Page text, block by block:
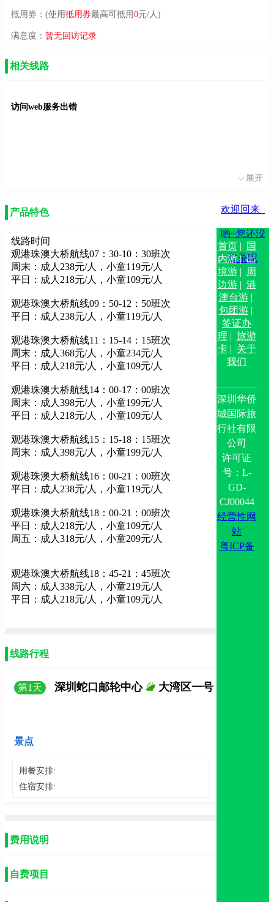
抵用券：(使用抵用券最高可抵用0元/人)
满意度： 暂无回访记录
相关线路
访问web服务出错
展开
产品特色
线路时间
观港珠澳大桥航线07：30-10：30班次
周末：成人238元/人，小童119元/人
平日：成人218元/人，小童109元/人
观港珠澳大桥航线09：50-12：50班次
平日：成人238元/人，小童119元/人
观港珠澳大桥航线11：15-14：15班次
周末：成人368元/人，小童234元/人
平日：成人218元/人，小童109元/人
观港珠澳大桥航线14：00-17：00班次
周末：成人398元/人，小童199元/人
平日：成人218元/人，小童109元/人
观港珠澳大桥航线15：15-18：15班次
周末：成人398元/人，小童199元/人
观港珠澳大桥航线16：00-21：00班次
平日：成人238元/人，小童119元/人
观港珠澳大桥航线18：00-21：00班次
平日：成人218元/人，小童109元/人
周五：成人318元/人，小童209元/人
观港珠澳大桥航线18：45-21：45班次
周六：成人338元/人，小童219元/人
平日：成人218元/人，小童109元/人
线路行程
第1 天 深圳蛇口邮轮中心 大湾区一号
景点
用餐安排:
住宿安排:
费用说明
自费项目
欢迎回来
哟~您还没
登录呢
首页|
国
内游|出
境游|
周
边游| 港
澳台游|
包团游|
签证办
理 | 旅游
卡| 关于
我们
深圳华侨
城国际旅
行社有限
公司
许可证
号：L-
GD-
CJ00044
经营性网
站
粤ICP备